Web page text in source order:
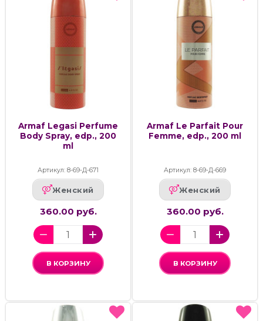
Armaf Legasi Perfume
Body Spray, edp., 200
ml
Артикул: 8-69-Д-671
Женский
360.00 руб.
В КОРЗИНУ
Armaf Le Parfait Pour
Femme, edp., 200 ml
Артикул: 8-69-Д-669
Женский
360.00 руб.
В КОРЗИНУ